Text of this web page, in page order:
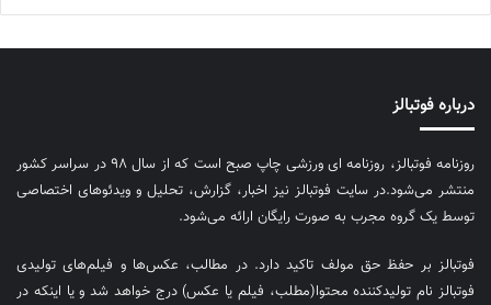
درباره فوتبالز
روزنامه فوتبالز، روزنامه ای ورزشی چاپ صبح است که از سال ۹۸ در سراسر کشور
منتشر می‌شود.در سایت فوتبالز نیز اخبار، گزارش، تحلیل و ویدئوهای اختصاصی
توسط یک گروه مجرب به صورت رایگان ارائه می‌شود.
فوتبالز بر حفظ حق مولف تاکید دارد. در مطالب، عکس‌ها و فیلم‌های تولیدی
فوتبالز نام تولیدکننده محتوا(مطلب، فیلم یا عکس) درج خواهد شد و یا اینکه در